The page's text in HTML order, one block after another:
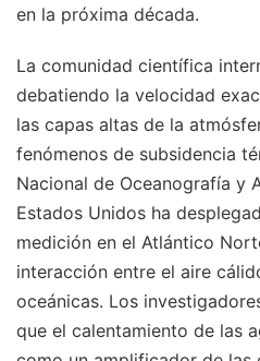
en la próxima década.
La comunidad científica
debatiendo la velocidad
las capas altas de la
fenómenos de subsidencia
Nacional de Oceanografía y
Estados Unidos ha
medición en el Atlántico
interacción entre el aire
oceánicas. Los
que el calentamiento de las